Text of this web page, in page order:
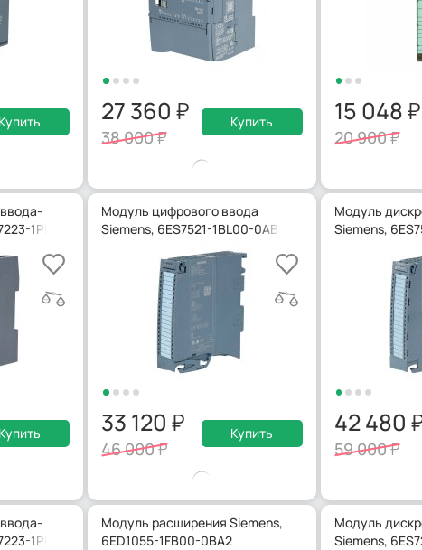
27 360
38 000
Купить 15 048
20 900
1PH32-0XB0
Модуль цифрового ввода
Siemens, 6ES7521-1BL00-0AB0
33 120
46 000
Купить
Модуль
Siemens,
42 480
59 000
1PL32-0XB0
Модуль расширения Siemens,
6ED1055-1FB00-0BA2
Модуль
Siemens,